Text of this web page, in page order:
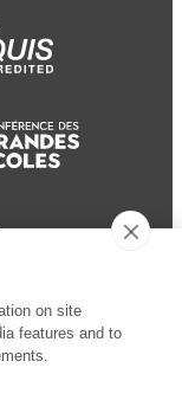
on site
features and to